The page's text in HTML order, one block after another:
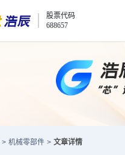
股票代码
688657
> 机械零部件 > 文章详情